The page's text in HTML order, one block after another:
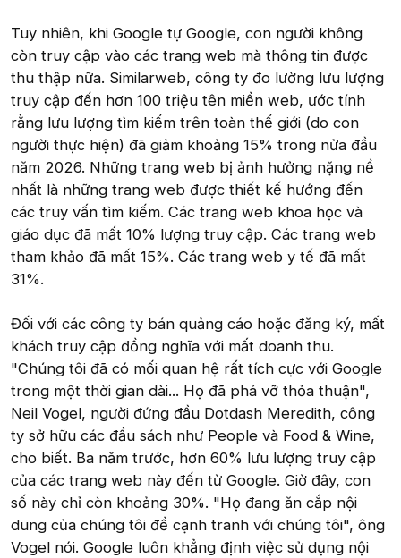
Tuy nhiên, khi Google tự Google, con người không
còn truy cập vào các trang web mà thông tin được
thu thập nữa. Similarweb, công ty đo lường lưu lượng
truy cập đến hơn 100 triệu tên miền web, ước tính
rằng lưu lượng tìm kiếm trên toàn thế giới (do con
người thực hiện) đã giảm khoảng 15% trong nửa đầu
năm 2026. Những trang web bị ảnh hưởng nặng nề
nhất là những trang web được thiết kế hướng đến
các truy vấn tìm kiếm. Các trang web khoa học và
giáo dục đã mất 10% lượng truy cập. Các trang web
tham khảo đã mất 15%. Các trang web y tế đã mất
31%.
Đối với các công ty bán quảng cáo hoặc đăng ký, mất
khách truy cập đồng nghĩa với mất doanh thu.
"Chúng tôi đã có mối quan hệ rất tích cực với Google
trong một thời gian dài... Họ đã phá vỡ thỏa thuận",
Neil Vogel, người đứng đầu Dotdash Meredith, công
ty sở hữu các đầu sách như People và Food & Wine,
cho biết. Ba năm trước, hơn 60% lưu lượng truy cập
của các trang web này đến từ Google. Giờ đây, con
số này chỉ còn khoảng 30%. "Họ đang ăn cắp nội
dung của chúng tôi để cạnh tranh với chúng tôi", ông
Vogel nói. Google luôn khẳng định việc sử dụng nội